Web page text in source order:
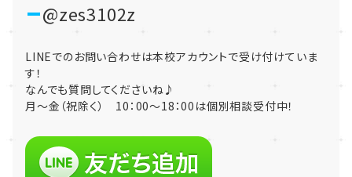
@zes3102z
LINEでのお問い合わせは本校アカウントで受け付けていま
す！
なんでも質問してくださいね♪
月～金（祝除く） 10：00～18：00は個別相談受付中！